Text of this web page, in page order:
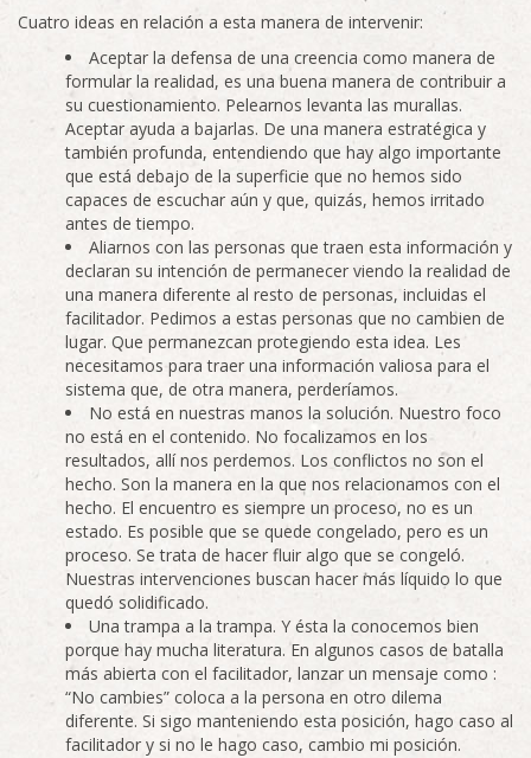
Cuatro ideas en relación a esta manera de intervenir:
Aceptar la defensa de una creencia como manera de
formular la realidad, es una buena manera de contribuir a
su cuestionamiento. Pelearnos levanta las murallas.
Aceptar ayuda a bajarlas. De una manera estratégica y
también profunda, entendiendo que hay algo importante
que está debajo de la superficie que no hemos sido
capaces de escuchar aún y que, quizás, hemos irritado
antes de tiempo.
Aliarnos con las personas que traen esta información y
declaran su intención de permanecer viendo la realidad de
una manera diferente al resto de personas, incluidas el
facilitador. Pedimos a estas personas que no cambien de
lugar. Que permanezcan protegiendo esta idea. Les
necesitamos para traer una información valiosa para el
sistema que, de otra manera, perderíamos.
No está en nuestras manos la solución. Nuestro foco
no está en el contenido. No focalizamos en los
resultados, allí nos perdemos. Los conflictos no son el
hecho. Son la manera en la que nos relacionamos con el
hecho. El encuentro es siempre un proceso, no es un
estado. Es posible que se quede congelado, pero es un
proceso. Se trata de hacer fluir algo que se congeló.
Nuestras intervenciones buscan hacer más líquido lo que
quedó solidificado.
Una trampa a la trampa. Y ésta la conocemos bien
porque hay mucha literatura. En algunos casos de batalla
más abierta con el facilitador, lanzar un mensaje como :
“No cambies” coloca a la persona en otro dilema
diferente. Si sigo manteniendo esta posición, hago caso al
facilitador y si no le hago caso, cambio mi posición.